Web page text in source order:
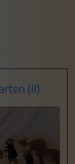
(II)